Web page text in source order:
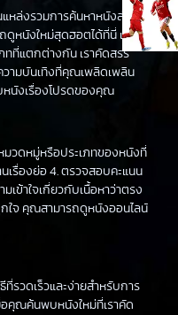
แหล่งรวมการค้นหาหนังล่าสุด
ถดูหนังใหม่สุดฮอตได้ที่นี่ เช่น
ทที่แตกต่างกัน เราคัดสรร
วามบันเทิงที่คุณเพลิดเพลิน
หนังเรื่องโปรดของคุณ
มวดหมู่หรือประเภทของหนังที่
เรื่องย่อ 4. ตรวจสอบคะแนน
เข้าใจเกี่ยวกับเนื้อหาว่าตรง
ใจ คุณสามารถดูหนังออนไลน์
ที่รวดเร็วและง่ายสำหรับการ
คุณค้นพบหนังใหม่ที่เราคัด